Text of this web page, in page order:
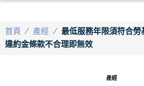
首頁 / 產經 / 最低服務年限須符合勞
違約金條款不合理即無效
產經